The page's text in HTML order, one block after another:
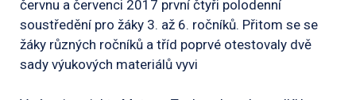
červnu a červenci 2017 první čtyři polodenní
soustředění pro žáky 3. až 6. ročníků. Přitom se se
žáky různých ročníků a tříd poprvé otestovaly dvě
sady výukových materiálů vyvi